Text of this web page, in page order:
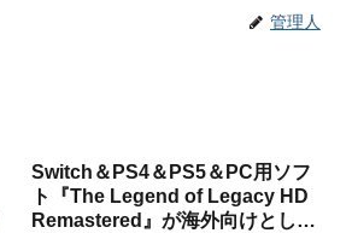
管理人
Switch＆PS4＆PS5＆PC用ソフ
ト『The Legend of Legacy HD
Remastered』が海外向けとして